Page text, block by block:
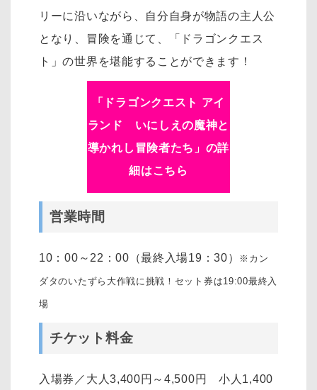
リーに沿いながら、自分自身が物語の主人公
となり、冒険を通じて、「ドラゴンクエス
ト」の世界を堪能することができます！
「
ドラゴンクエスト アイ
ランド いにしえの魔神と
導かれし冒険者たち 」の詳
細はこちら
営業時間
10：00～22：00（最終入場19：30） ※カン
ダタのいたずら大作戦に挑戦！セット券は19:00最終入
場
チケット料金
入場券／大人3,400円～4,500円 小人1,400